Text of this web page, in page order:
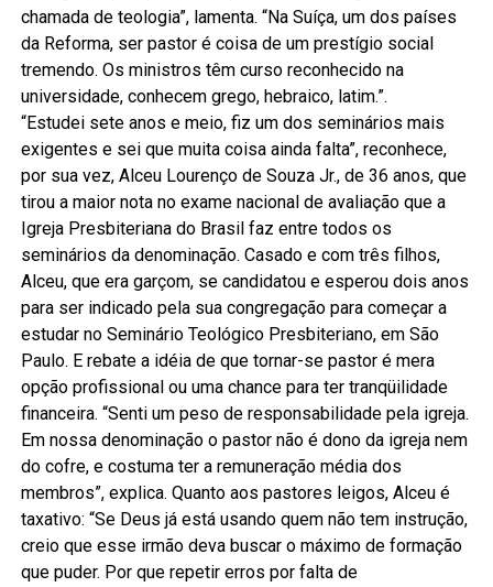
chamada de teologia”, lamenta. “Na Suíça, um dos países
da Reforma, ser pastor é coisa de um prestígio social
tremendo. Os ministros têm curso reconhecido na
universidade, conhecem grego, hebraico, latim.”.
“Estudei sete anos e meio, fiz um dos seminários mais
exigentes e sei que muita coisa ainda falta”, reconhece,
por sua vez, Alceu Lourenço de Souza Jr., de 36 anos, que
tirou a maior nota no exame nacional de avaliação que a
Igreja Presbiteriana do Brasil faz entre todos os
seminários da denominação. Casado e com três filhos,
Alceu, que era garçom, se candidatou e esperou dois anos
para ser indicado pela sua congregação para começar a
estudar no Seminário Teológico Presbiteriano, em São
Paulo. E rebate a idéia de que tornar-se pastor é mera
opção profissional ou uma chance para ter tranqüilidade
financeira. “Senti um peso de responsabilidade pela igreja.
Em nossa denominação o pastor não é dono da igreja nem
do cofre, e costuma ter a remuneração média dos
membros”, explica. Quanto aos pastores leigos, Alceu é
taxativo: “Se Deus já está usando quem não tem instrução,
creio que esse irmão deva buscar o máximo de formação
que puder. Por que repetir erros por falta de